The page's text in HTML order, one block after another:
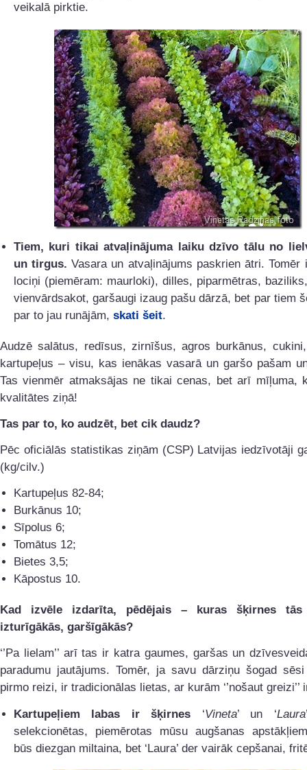
veikalā pirktie.
Tiem, kuri tikai atvaļinājuma laiku dzīvo tālu no
un tirgus.Vasara un atvaļinājums paskrien ātri. Tomēr
lociņi (piemēram: maurloki), dilles, piparmētras,
vienvārdsakot, garšaugi izaug pašu dārzā, bet par tiem
par to jau runājām, skati šeit.
Audzē salātus, redīsus, zirnīšus, agros burkānus,
kartupeļus – visu, kas ienākas vasarā un garšo pašam
Tas vienmēr atmaksājas ne tikai cenas, bet arī mīļuma,
kvalitātes ziņā!
Tas par to, ko audzēt, bet cik daudz?
Pēc oficiālās statistikas ziņām (CSP) Latvijas iedzīvotāji
(kg/cilv.)
Kartupeļus 82-84;
Burkānus 10;
Sīpolus 6;
Tomātus 12;
Bietes 3,5;
Kāpostus 10.
Kad izvēle izdarīta, pēdējais – kuras šķirnes tās
izturīgākās, garšīgākās?
‘’Pa lielam’’ arī tas ir katra gaumes, garšas un
paradumu jautājums. Tomēr, ja savu dārziņu šogad
pirmo reizi, ir tradicionālas lietas, ar kurām ‘’nošaut greizi’’
Kartupeļiem labas ir šķirnes ‘Vineta’ un ‘Laura
selekcionētas, piemērotas mūsu augšanas
būs diezgan miltaina, bet ‘Laura’ der vairāk cepšanai,